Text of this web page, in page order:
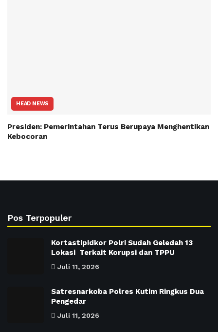
HEAD NEWS
Presiden: Pemerintahan Terus Berupaya Menghentikan
Kebocoran
Pos Terpopuler
Kortastipidkor Polri Sudah Geledah 13
Lokasi Terkait Korupsi dan TPPU
Juli 11, 2026
Satresnarkoba Polres Kutim Ringkus Dua
Pengedar
Juli 11, 2026